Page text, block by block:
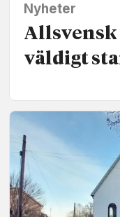
Nyheter
Allsvensk
väldigt